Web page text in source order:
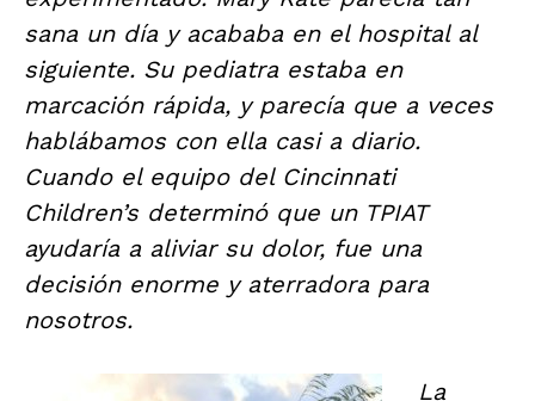
sana un día y acababa en el hospital al
siguiente. Su pediatra estaba en
marcación rápida, y parecía que a veces
hablábamos con ella casi a diario.
Cuando el equipo del Cincinnati
Children’s determinó que un TPIAT
ayudaría a aliviar su dolor, fue una
decisión enorme y aterradora para
nosotros.
La